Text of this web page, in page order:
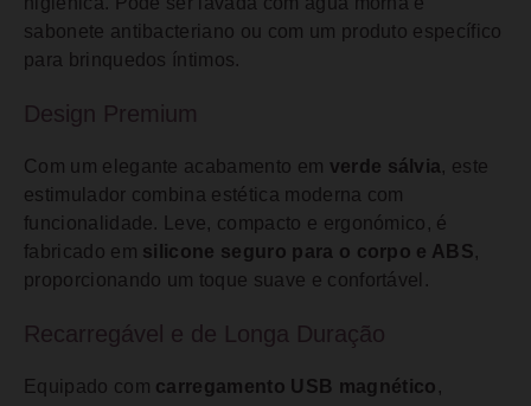
sabonete antibacteriano ou com um produto específico
para brinquedos íntimos.
Design Premium
Com um elegante acabamento em verde sálvia, este
estimulador combina estética moderna com
funcionalidade. Leve, compacto e ergonómico, é
fabricado em silicone seguro para o corpo e ABS,
proporcionando um toque suave e confortável.
Recarregável e de Longa Duração
Equipado com carregamento USB magnético ,